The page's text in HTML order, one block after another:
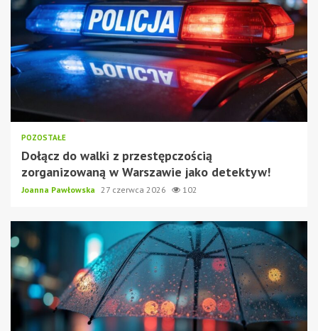
POZOSTAŁE
Dołącz do walki z przestępczością
zorganizowaną w Warszawie jako detektyw!
Joanna Pawłowska 27 czerwca 2026 102